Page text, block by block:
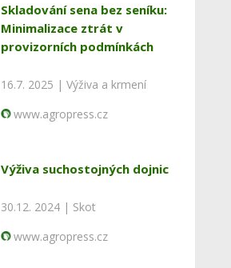
Skladování sena bez seníku:
Minimalizace ztrát v
provizorních podmínkách
16.7. 2025 | Výživa a krmení
www.agropress.cz
Výživa suchostojných dojnic
30.12. 2024 | Skot
www.agropress.cz